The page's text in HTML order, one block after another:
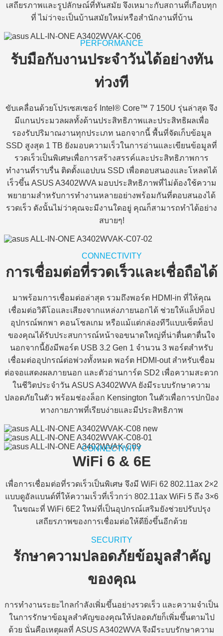
เสถียรภาพและรูปลักษณ์ที่ทันสมัย ​​จึงเหมาะกับสถานที่เกือบทุก
ที่ ไม่ว่าจะเป็นบ้านสมัยใหม่หรือสำนักงานที่บ้าน
PERFORMANCE
รับมือกับงานประจำวันได้อย่างทัน
ท่วงที
ขับเคลื่อนด้วยโปรเซสเซอร์ Intel® Core™ 7 150U รุ่นล่าสุด จึง
มีแกนประมวลผลทั้งด้านประสิทธิภาพและประสิทธิผลเพื่อ
รองรับปริมาณงานทุกประเภท นอกจากนี้ พื้นที่จัดเก็บข้อมูล
SSD สูงสุด 1 TB ยังมอบความเร็วในการอ่านและเขียนข้อมูลที่
รวดเร็วเป็นพิเศษเพื่อการสร้างสรรค์และประสิทธิภาพการ
ทำงานที่ราบรื่น ติดตั้งแอปบน SSD เพื่อตอบสนองและโหลดได้
เร็วขึ้น ASUS A3402WVA มอบประสิทธิภาพที่ไม่ต้องใช้ความ
พยายามสำหรับการทำงานหลายอย่างพร้อมกันที่ตอบสนองได้
รวดเร็ว ดังนั้นไม่ว่าคุณจะมีงานใดอยู่ คุณก็สามารถทำได้อย่าง
สบายๆ!
CONNECTIVITY
การเชื่อมต่อที่รวดเร็วและเชื่อถือได้
มาพร้อมการเชื่อมต่อล่าสุด รวมถึงพอร์ต HDMI-in ที่ให้คุณ
เชื่อมต่อวิดีโอและเสียงจากแหล่งภายนอกได้ ช่วยให้แล็ปท็อป
อุปกรณ์พกพา คอนโซลเกม หรือแม้แต่กล่องทีวีแบบเซ็ตท็อป
ของคุณได้รับประสบการณ์หน้าจอขนาดใหญ่ที่น่าตื่นตาตื่นใจ
นอกจากนี้ยังมีพอร์ต USB 3.2 Gen 1 จำนวน 3 พอร์ตสำหรับ
เชื่อมต่ออุปกรณ์ต่อพ่วงทั้งหมด พอร์ต HDMI-out สำหรับเชื่อม
ต่อจอแสดงผลภายนอก และตัวอ่านการ์ด SD2 เพื่อความสะดวก
ในชีวิตประจำวัน ASUS A3402WVA ยังมีระบบรักษาความ
ปลอดภัยในตัว พร้อมช่องล็อก Kensington ในตัวเพื่อการปกป้อง
ทางกายภาพที่เรียบง่ายและมีประสิทธิภาพ
CONNECTIVITY
WiFi 6 & 6E
เพื่อการเชื่อมต่อที่รวดเร็วเป็นพิเศษ จึงมี WiFi 62 802.11ax 2×2
แบบดูอัลแบนด์ที่ให้ความเร็วที่เร็วกว่า 802.11ax WiFi 5 ถึง 3×6
ในขณะที่ WiFi 6E2 ใหม่ที่เป็นอุปกรณ์เสริมยังช่วยปรับปรุง
เสถียรภาพของการเชื่อมต่อให้ดียิ่งขึ้นอีกด้วย
SECURITY
รักษาความปลอดภัยข้อมูลสำคัญ
ของคุณ
การทำงานระยะไกลกำลังเพิ่มขึ้นอย่างรวดเร็ว และความจำเป็น
ในการรักษาข้อมูลสำคัญของคุณให้ปลอดภัยก็เพิ่มขึ้นตามไป
ด้วย นั่นคือเหตุผลที่ ASUS A3402WVA จึงมีระบบรักษาความ